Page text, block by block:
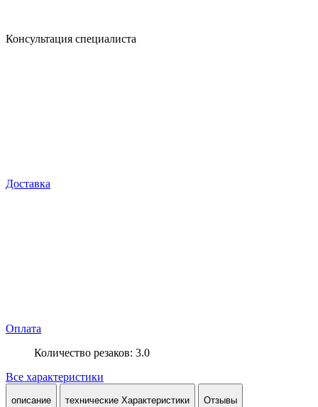
Консультация специалиста
Доставка
Оплата
Количество резаков: 3.0
Все характеристики
описание технические Характеристики Отзывы